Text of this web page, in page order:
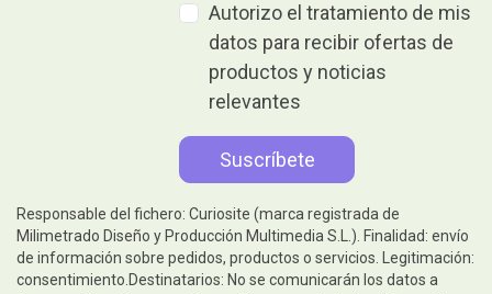
Autorizo el tratamiento de mis
datos para recibir ofertas de
productos y noticias
relevantes
Responsable del fichero: Curiosite (marca registrada de
Milimetrado Diseño y Producción Multimedia S.L.). Finalidad: envío
de información sobre pedidos, productos o servicios. Legitimación:
consentimiento.Destinatarios: No se comunicarán los datos a